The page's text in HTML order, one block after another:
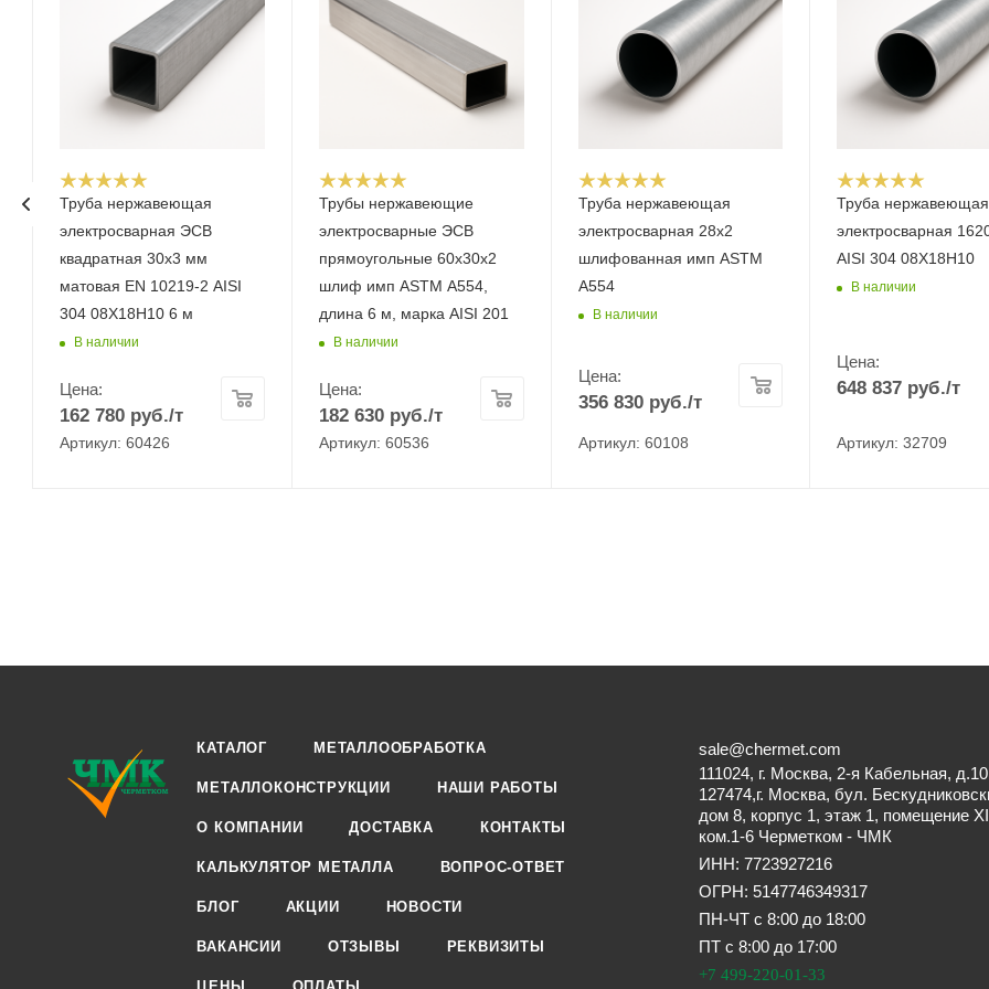
Труба нержавеющая
электросварная ЭСВ
квадратная 30х3 мм
матовая EN 10219-2 AISI
304 08Х18Н10 6 м
В наличии
Цена:
162 780 руб./т
Артикул: 60426
Трубы нержавеющие
электросварные ЭСВ
прямоугольные 60х30х2
шлиф имп ASTM A554,
длина 6 м, марка AISI 201
В наличии
Цена:
182 630руб./т
Артикул: 60536
Труба нержавеющая
электросварная 28x2
шлифованная имп ASTM
A554
В наличии
Цена:
356 830руб./т
Артикул: 60108
Труба нержавеющая
электросварная
AISI 304 08Х18Н10
В наличии
Цена:
648 837 руб./т
Артикул: 32709
КАТАЛОГ МЕТАЛЛООБРАБОТКА
МЕТАЛЛОКОНСТРУКЦИИ НАШИ РАБОТЫ
О КОМПАНИИ ДОСТАВКА КОНТАКТЫ
КАЛЬКУЛЯТОР МЕТАЛЛА ВОПРОС-ОТВЕТ
БЛОГ АКЦИИ НОВОСТИ
ВАКАНСИИ ОТЗЫВЫ РЕКВИЗИТЫ
sale@chermet.com
111024, г. Москва, 2-я Кабельная, д.10
127474,г. Москва, бул.
дом 8, корпус 1, этаж 1, помещение
ком.1-6 Черметком - ЧМК
ИНН: 7723927216
ОГРН: 5147746349317
ПН-ЧТ с 8:00 до 18:00
ПТ с 8:00 до 17:00
+7 499-220-01-33